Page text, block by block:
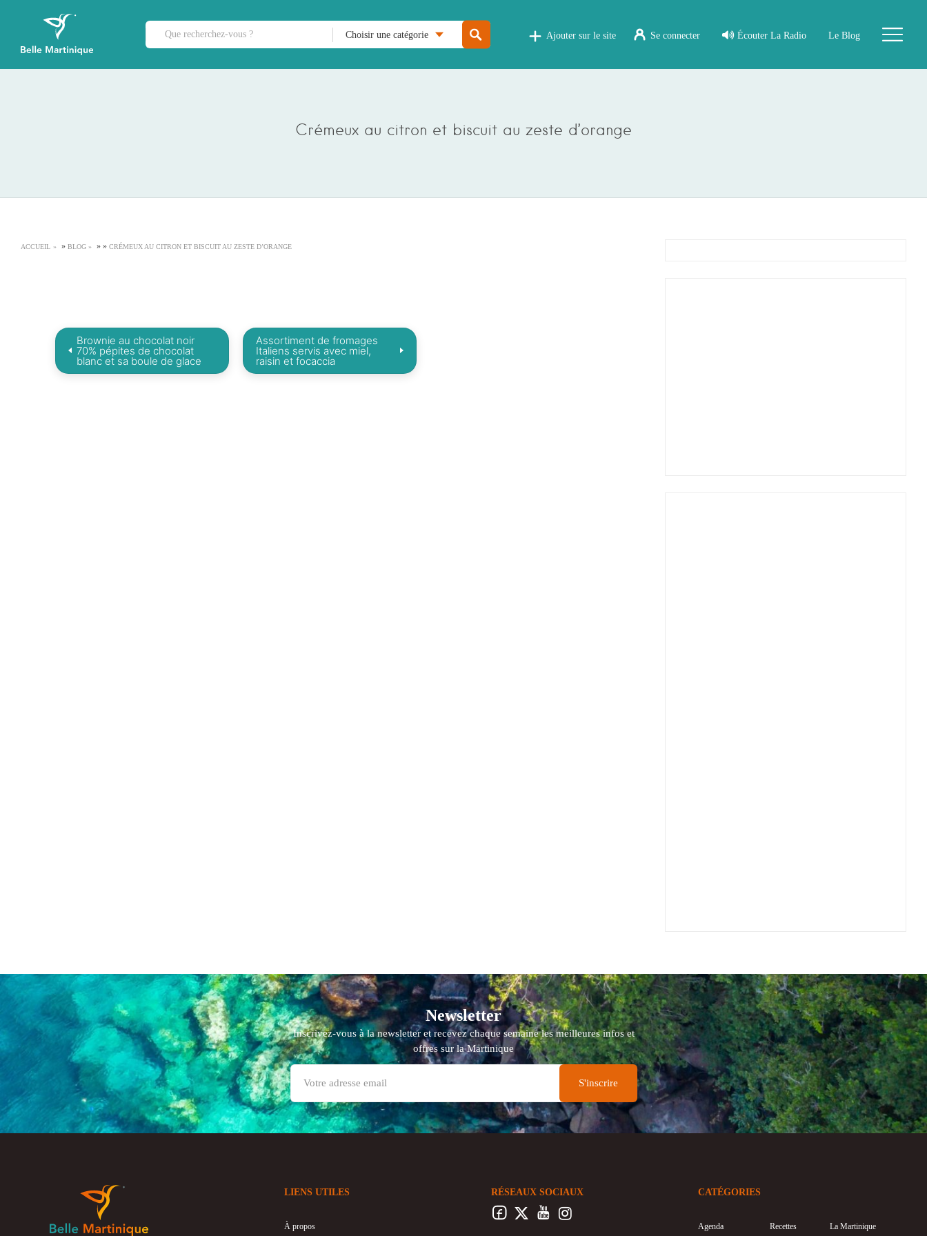
Choisir une catégorie Ajouter sur le site Se connecter Écouter La Radio Le Blog
Crémeux au citron et biscuit au zeste d’orange
ACCUEIL » BLOG » » CRÉMEUX AU CITRON ET BISCUIT AU ZESTE D’ORANGE
Brownie au chocolat noir
70% pépites de chocolat
blanc et sa boule de glace
Assortiment de fromages
Italiens servis avec miel,
raisin et focaccia
Newsletter
Inscrivez-vous à la newsletter et recevez chaque semaine les meilleures infos et
offres sur la Martinique
LIENS UTILES
À propos
RÉSEAUX SOCIAUX CATÉGORIES
Agenda Recettes La Martinique